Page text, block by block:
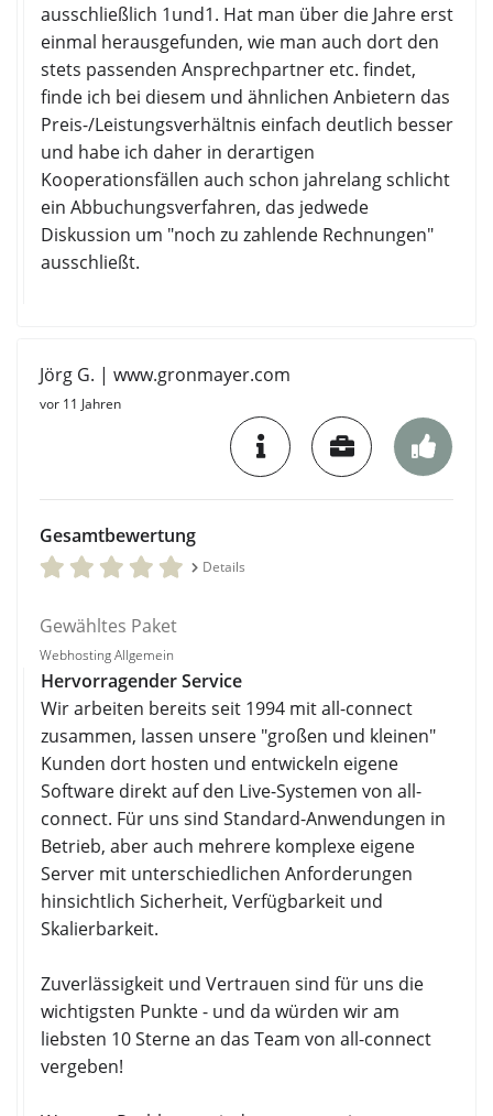
ausschließlich 1und1. Hat man über die Jahre erst
einmal herausgefunden, wie man auch dort den
stets passenden Ansprechpartner etc. findet,
finde ich bei diesem und ähnlichen Anbietern das
Preis-/Leistungsverhältnis einfach deutlich besser
und habe ich daher in derartigen
Kooperationsfällen auch schon jahrelang schlicht
ein Abbuchungsverfahren, das jedwede
Diskussion um "noch zu zahlende Rechnungen"
ausschließt.
Jörg G. | www.gronmayer.com
vor 11 Jahren
Gesamtbewertung
Details
Gewähltes Paket
Webhosting Allgemein
Hervorragender Service
Wir arbeiten bereits seit 1994 mit all-connect
zusammen, lassen unsere "großen und kleinen"
Kunden dort hosten und entwickeln eigene
Software direkt auf den Live-Systemen von all-
connect. Für uns sind Standard-Anwendungen in
Betrieb, aber auch mehrere komplexe eigene
Server mit unterschiedlichen Anforderungen
hinsichtlich Sicherheit, Verfügbarkeit und
Skalierbarkeit.
Zuverlässigkeit und Vertrauen sind für uns die
wichtigsten Punkte - und da würden wir am
liebsten 10 Sterne an das Team von all-connect
vergeben!